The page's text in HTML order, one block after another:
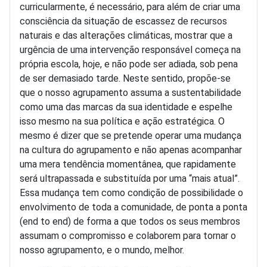
curricularmente, é necessário, para além de criar uma
consciência da situação de escassez de recursos
naturais e das alterações climáticas, mostrar que a
urgência de uma intervenção responsável começa na
própria escola, hoje, e não pode ser adiada, sob pena
de ser demasiado tarde. Neste sentido, propõe-se
que o nosso agrupamento assuma a sustentabilidade
como uma das marcas da sua identidade e espelhe
isso mesmo na sua política e ação estratégica. O
mesmo é dizer que se pretende operar uma mudança
na cultura do agrupamento e não apenas acompanhar
uma mera tendência momentânea, que rapidamente
será ultrapassada e substituída por uma “mais atual”.
Essa mudança tem como condição de possibilidade o
envolvimento de toda a comunidade, de ponta a ponta
(end to end) de forma a que todos os seus membros
assumam o compromisso e colaborem para tornar o
nosso agrupamento, e o mundo, melhor.